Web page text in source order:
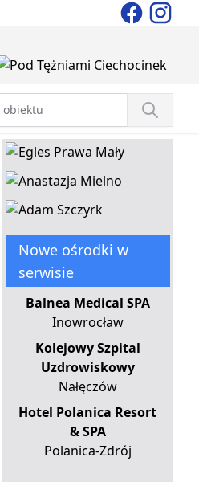
Nowe ośrodki w
serwisie
Balnea Medical SPA
Inowrocław
Kolejowy Szpital
Uzdrowiskowy
Nałęczów
Hotel Polanica Resort
& SPA
Polanica-Zdrój